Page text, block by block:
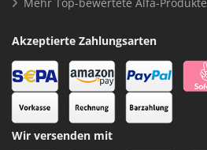
Mehr Top-bewertete Alfa-Produkte
Akzeptierte Zahlungsarten
Wir versenden mit